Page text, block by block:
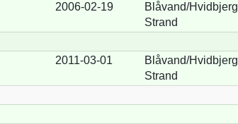
2006-02-19
Blåvand/Hvidbjerg
Strand
2011-03-01
Blåvand/Hvidbjerg
Strand